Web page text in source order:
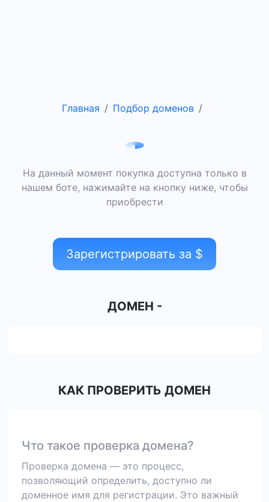
Главная Подбор доменов
На данный момент покупка доступна только в
нашем боте, нажимайте на кнопку ниже, чтобы
приобрести
Зарегистрировать за $
ДОМЕН -
КАК ПРОВЕРИТЬ ДОМЕН
Что такое проверка домена?
Проверка домена — это процесс,
позволяющий определить, доступно ли
доменное имя для регистрации. Это важный